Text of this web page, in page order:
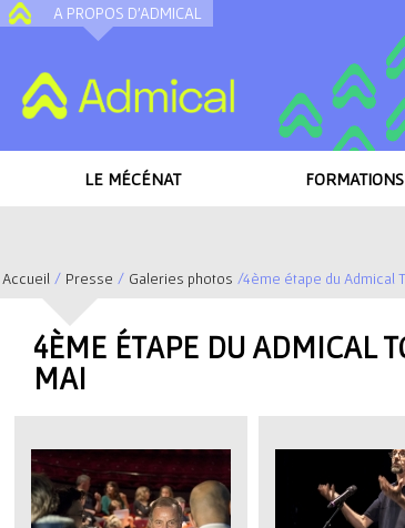
A PROPOS D'ADMICAL
LE MÉCÉNAT
Accueil / Presse / Galeries photos /4ème étape du Admical
4ÈME ÉTAPE DU ADMICAL
MAI